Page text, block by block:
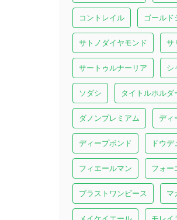
コントレイル ゴールド
サトノダイヤモンド サ
サートゥルナーリア シ
ソダシ タイトルホルダ
ダノンプレミアム ディ
ディープボンド ドウデ
フィエールマン フォー
ブラストワンピース マ